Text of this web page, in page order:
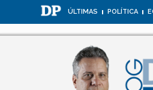
ÚLTIMAS POLÍTICA